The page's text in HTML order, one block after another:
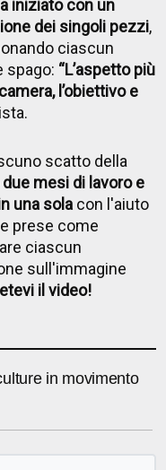
iniziato con un
dei singoli pezzi,
ciascun
spago: “L’aspetto più
l’obiettivo e
scatto della
due mesi di lavoro e
una sola con l'aiuto
prese come
ciascun
sull'immagine
il video!
in movimento